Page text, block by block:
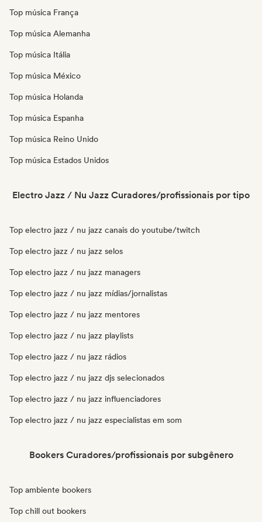
Top música França
Top música Alemanha
Top música Itália
Top música México
Top música Holanda
Top música Espanha
Top música Reino Unido
Top música Estados Unidos
Electro Jazz / Nu Jazz Curadores/profissionais por tipo
Top electro jazz / nu jazz canais do youtube/twitch
Top electro jazz / nu jazz selos
Top electro jazz / nu jazz managers
Top electro jazz / nu jazz mídias/jornalistas
Top electro jazz / nu jazz mentores
Top electro jazz / nu jazz playlists
Top electro jazz / nu jazz rádios
Top electro jazz / nu jazz djs selecionados
Top electro jazz / nu jazz influenciadores
Top electro jazz / nu jazz especialistas em som
Bookers Curadores/profissionais por subgênero
Top ambiente bookers
Top chill out bookers